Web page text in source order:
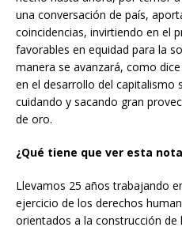
una conversación de país,
coincidencias, invirtiendo en el
favorables en equidad para la
manera se avanzará, como
en el desarrollo del capitalismo
cuidando y sacando gran
de oro.
¿Qué tiene que ver esta
Llevamos 25 años trabajando
ejercicio de los derechos
orientados a la construcción de